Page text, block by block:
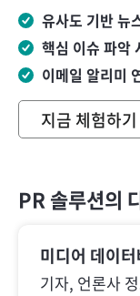
유사도 기반 뉴
핵심 이슈 파악
이메일 알리미
지금 체험하기
PR 솔루션의
미디어 데이
기자, 언론사